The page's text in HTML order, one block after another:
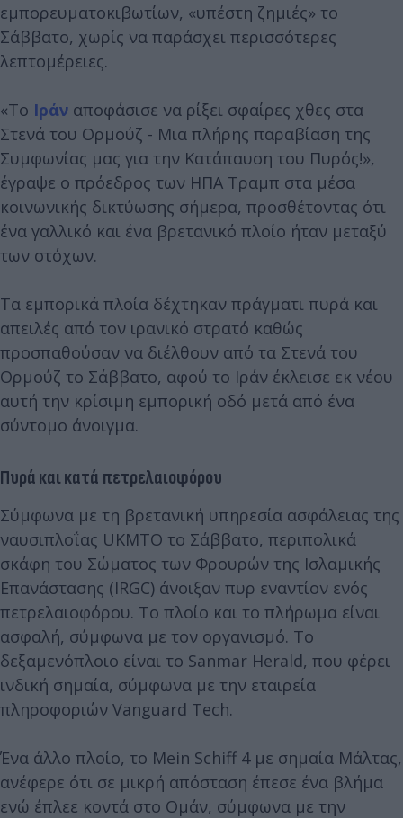
εμπορευματοκιβωτίων, «υπέστη ζημιές» το
Σάββατο, χωρίς να παράσχει περισσότερες
λεπτομέρειες.
«Το Ιράν αποφάσισε να ρίξει σφαίρες χθες στα
Στενά του Ορμούζ - Μια πλήρης παραβίαση της
Συμφωνίας μας για την Κατάπαυση του Πυρός!»,
έγραψε ο πρόεδρος των ΗΠΑ Τραμπ στα μέσα
κοινωνικής δικτύωσης σήμερα, προσθέτοντας ότι
ένα γαλλικό και ένα βρετανικό πλοίο ήταν μεταξύ
των στόχων.
Τα εμπορικά πλοία δέχτηκαν πράγματι πυρά και
απειλές από τον ιρανικό στρατό καθώς
προσπαθούσαν να διέλθουν από τα Στενά του
Ορμούζ το Σάββατο, αφού το Ιράν έκλεισε εκ νέου
αυτή την κρίσιμη εμπορική οδό μετά από ένα
σύντομο άνοιγμα.
Πυρά και κατά πετρελαιοφόρου
Σύμφωνα με τη βρετανική υπηρεσία ασφάλειας της
ναυσιπλοΐας UKMTO το Σάββατο, περιπολικά
σκάφη του Σώματος των Φρουρών της Ισλαμικής
Επανάστασης (IRGC) άνοιξαν πυρ εναντίον ενός
πετρελαιοφόρου. Το πλοίο και το πλήρωμα είναι
ασφαλή, σύμφωνα με τον οργανισμό. Το
δεξαμενόπλοιο είναι το Sanmar Herald, που φέρει
ινδική σημαία, σύμφωνα με την εταιρεία
πληροφοριών Vanguard Tech.
Ένα άλλο πλοίο, το Mein Schiff 4 με σημαία Μάλτας,
ανέφερε ότι σε μικρή απόσταση έπεσε ένα βλήμα
ενώ έπλεε κοντά στο Ομάν, σύμφωνα με την